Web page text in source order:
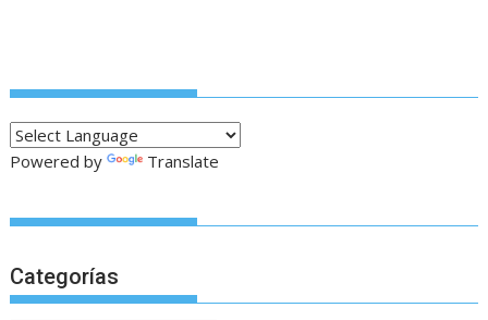
Powered by Translate
Categorías